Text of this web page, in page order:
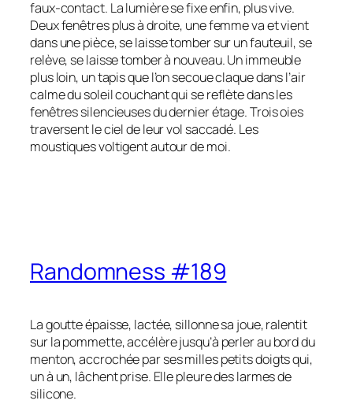
faux-contact. La lumière se fixe enfin, plus vive.
Deux fenêtres plus à droite, une femme va et vient
dans une pièce, se laisse tomber sur un fauteuil, se
relève, se laisse tomber à nouveau. Un immeuble
plus loin, un tapis que l’on secoue claque dans l’air
calme du soleil couchant qui se reflète dans les
fenêtres silencieuses du dernier étage. Trois oies
traversent le ciel de leur vol saccadé. Les
moustiques voltigent autour de moi.
Randomness #189
La goutte épaisse, lactée, sillonne sa joue, ralentit
sur la pommette, accélère jusqu’à perler au bord du
menton, accrochée par ses milles petits doigts qui,
un à un, lâchent prise. Elle pleure des larmes de
silicone.